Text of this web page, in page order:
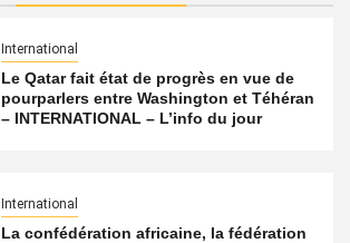
International
Le Qatar fait état de progrès en vue de
pourparlers entre Washington et Téhéran
– INTERNATIONAL – L’info du jour
International
La confédération africaine, la fédération